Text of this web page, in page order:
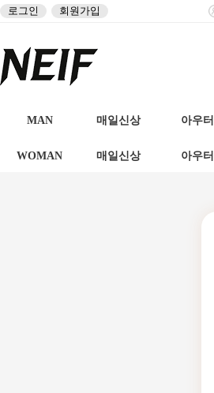
로그인 회원가입
MAN 매일신상 아우터
WOMAN 매일신상 아우터